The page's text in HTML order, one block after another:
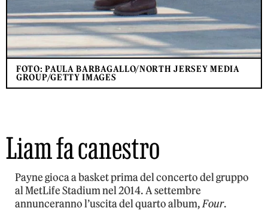
FOTO: PAULA BARBAGALLO/NORTH JERSEY MEDIA
GROUP/GETTY IMAGES
Liam fa canestro
Payne gioca a basket prima del concerto del gruppo
al MetLife Stadium nel 2014. A settembre
annunceranno l’uscita del quarto album,Four.